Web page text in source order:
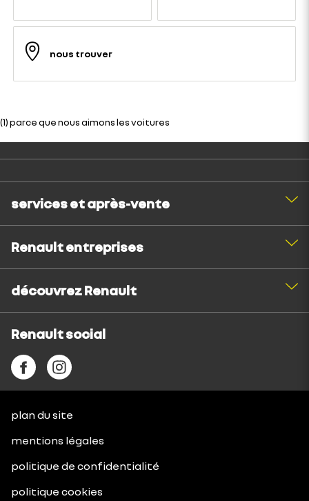
nous trouver
(1) parce que nous aimons les voitures